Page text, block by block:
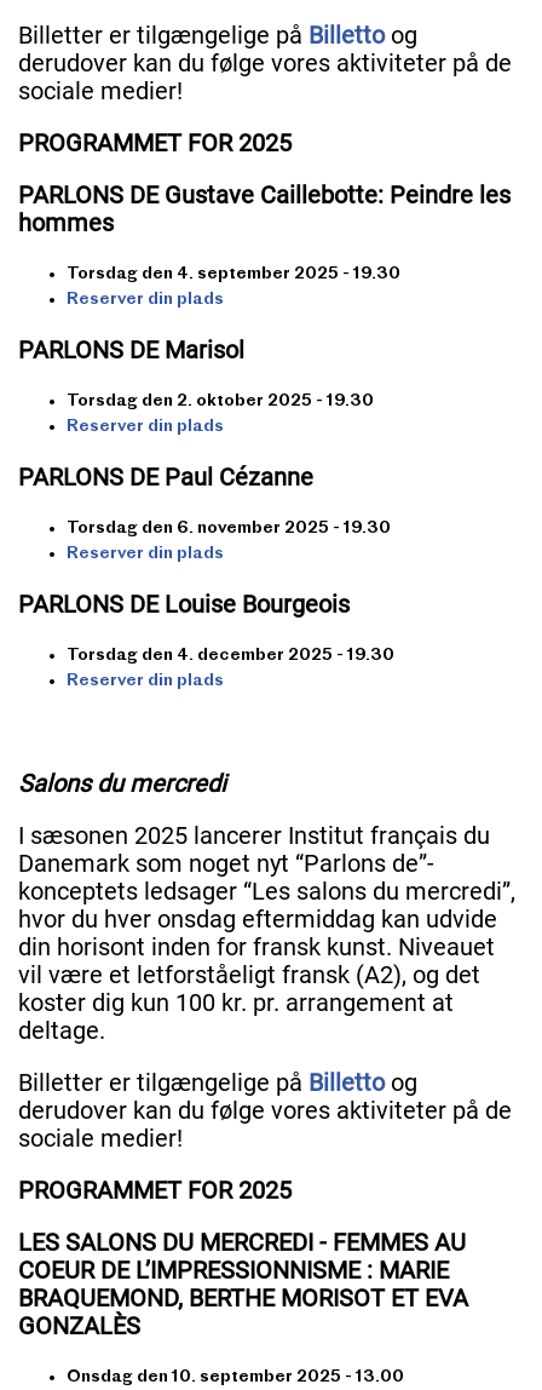
Billetter er tilgængelige på Billetto og
derudover kan du følge vores aktiviteter på de
sociale medier!
PROGRAMMET FOR 2025
PARLONS DE Gustave Caillebotte: Peindre les
hommes
Torsdag den 4. september 2025 - 19.30
Reserver din plads
PARLONS DE Marisol
Torsdag den 2. oktober 2025 - 19.30
Reserver din plads
PARLONS DE Paul Cézanne
Torsdag den 6. november 2025 - 19.30
Reserver din plads
PARLONS DE Louise Bourgeois
Torsdag den 4. december 2025 - 19.30
Reserver din plads
Salons du mercredi
I sæsonen 2025 lancerer Institut français du
Danemark som noget nyt “Parlons de”-
konceptets ledsager “Les salons du mercredi”,
hvor du hver onsdag eftermiddag kan udvide
din horisont inden for fransk kunst. Niveauet
vil være et letforståeligt fransk (A2), og det
koster dig kun 100 kr. pr. arrangement at
deltage.
Billetter er tilgængelige på Billettoog
derudover kan du følge vores aktiviteter på de
sociale medier!
PROGRAMMET FOR 2025
LES SALONS DU MERCREDI - FEMMES AU
COEUR DE L’IMPRESSIONNISME : MARIE
BRAQUEMOND, BERTHE MORISOT ET EVA
GONZALÈS
Onsdag den 10. september 2025 - 13.00